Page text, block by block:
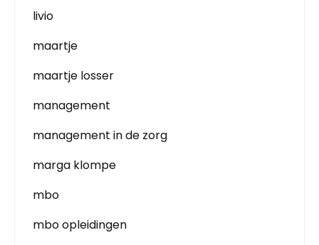
livio
maartje
maartje losser
management
management in de zorg
marga klompe
mbo
mbo opleidingen